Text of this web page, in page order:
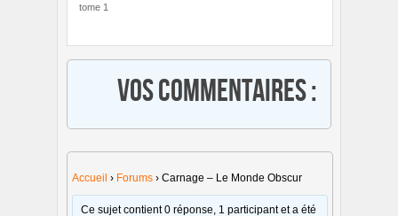
tome 1
Vos commentaires :
Accueil › Forums › Carnage – Le Monde Obscur
Ce sujet contient 0 réponse, 1 participant et a été